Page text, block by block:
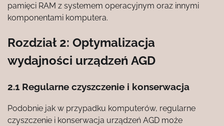
pamięci RAM z systemem operacyjnym oraz innymi
komponentami komputera.
Rozdział 2: Optymalizacja
wydajności urządzeń AGD
2.1 Regularne czyszczenie i konserwacja
Podobnie jak w przypadku komputerów, regularne
czyszczenie i konserwacja urządzeń AGD może